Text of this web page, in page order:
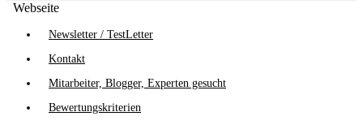
Webseite
Newsletter / TestLetter
Kontakt
Mitarbeiter, Blogger, Experten gesucht
Bewertungskriterien